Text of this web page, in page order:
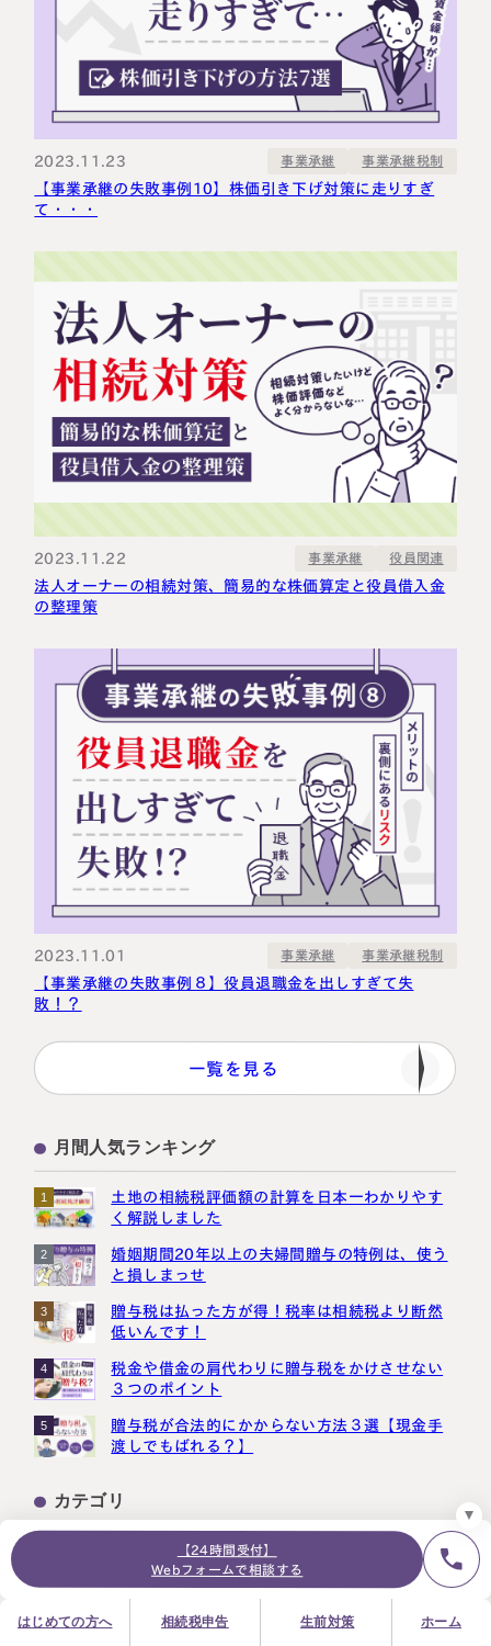
【24時間受付】
Webフォームで相談する
はじめての方へ 相続税申告 生前対策 ホーム
お急ぎの方は電話で面談予約
0120-80-2929
9:00～18:00 (土日祝日除く)
＼登録で無料プレゼント／
24時間オンライン受付
2023.11.23 事業承継 事業承継税制
【事業承継の失敗事例10】株価引き下げ対策に走りすぎ
て・・・
2023.11.22 事業承継 役員関連
法人オーナーの相続対策、簡易的な株価算定と役員借入金
の整理策
2023.11.01 事業承継 事業承継税制
【事業承継の失敗事例８】役員退職金を出しすぎて失
敗！？
一覧を見る
月間人気ランキング
1
土地の相続税評価額の計算を日本一わかりやす
く解説しました
2
婚姻期間20年以上の夫婦間贈与の特例は、使う
と損しまっせ
3
贈与税は払った方が得！税率は相続税より断然
低いんです！
4
税金や借金の肩代わりに贈与税をかけさせない
３つのポイント
5
贈与税が合法的にかからない方法３選【現金手
渡しでもばれる？】
カテゴリ